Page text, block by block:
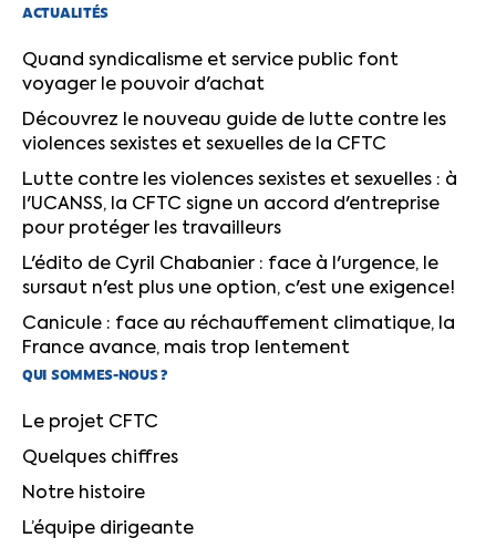
ACTUALITÉS
Quand syndicalisme et service public font
voyager le pouvoir d'achat
Découvrez le nouveau guide de lutte contre les
violences sexistes et sexuelles de la CFTC
Lutte contre les violences sexistes et sexuelles : à
l'UCANSS, la CFTC signe un accord d'entreprise
pour protéger les travailleurs
L'édito de Cyril Chabanier : face à l'urgence, le
sursaut n'est plus une option, c'est une exigence!
Canicule : face au réchauffement climatique, la
France avance, mais trop lentement
QUI SOMMES-NOUS ?
Le projet CFTC
Quelques chiffres
Notre histoire
L’équipe dirigeante